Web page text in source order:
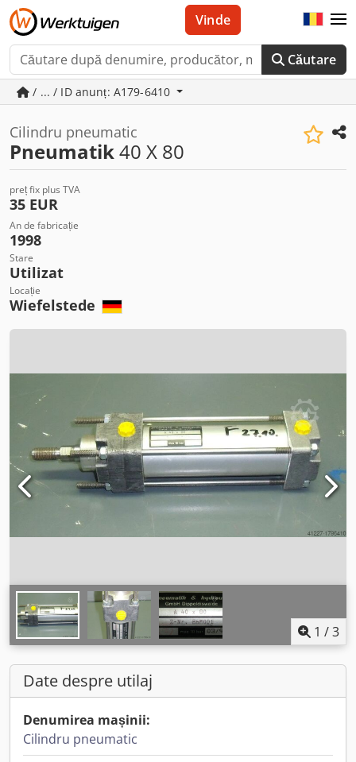
Căutare
Vinde
/ ... / ID anunț: A179-6410
Cilindru pneumatic
Pneumatik40 X 80
preț fix plus TVA
35 EUR
An de fabricație
1998
Stare
Utilizat
Locație
Wiefelstede
1 /3
Date despre utilaj
Denumirea mașinii:
Cilindru pneumatic